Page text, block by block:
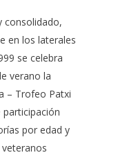
consolidado,
en los laterales
se celebra
verano la
– Trofeo Patxi
participación
por edad y